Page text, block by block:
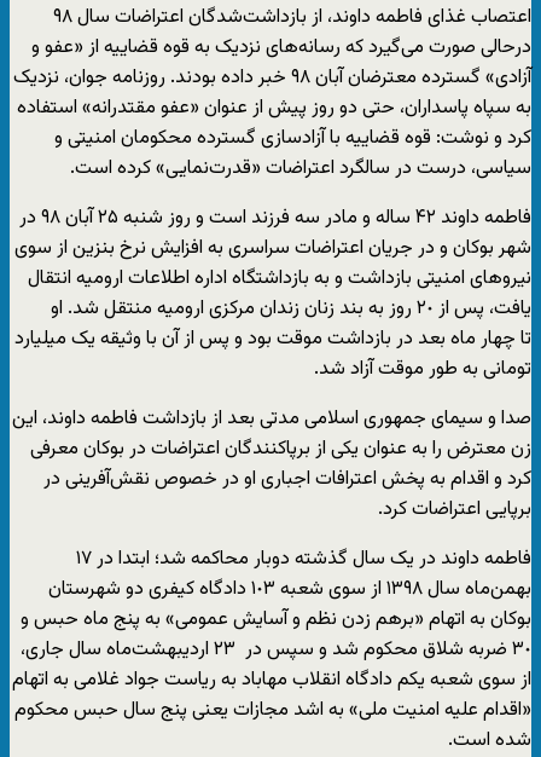
اعتصاب غذای فاطمه داوند، از بازداشت‌شدگان اعتراضات سال ۹۸
درحالی صورت می‌گیرد که رسانه‌های نزدیک به قوه قضاییه از «عفو و
آزادی» گسترده معترضان آبان ۹۸ خبر داده بودند. روزنامه جوان، نزدیک
به سپاه پاسداران، حتی دو روز پیش از عنوان «عفو مقتدرانه» استفاده
کرد و نوشت: قوه قضاییه با آزادسازی گسترده محکومان امنیتی و
سیاسی، درست در سالگرد اعتراضات «قدرت‌نمایی» کرده است.
فاطمه داوند ۴۲ سالە و مادر سە فرزند است و روز شنبە ٢۵ آبان ٩٨ در
شهر بوکان و در جریان اعتراضات سراسری بە افزایش نرخ بنزین از سوی
نیروهای امنیتی بازداشت و بە بازداشتگاه ادارە اطلاعات ارومیە انتقال
یافت، پس از ٢٠ روز بە بند زنان زندان مرکزی ارومیە منتقل شد. او
تا چهار ماه بعد در بازداشت موقت بود و پس از آن با وثیقه یک میلیارد
تومانی به طور موقت آزاد شد.
صدا و سیمای جمهوری اسلامی مدتی بعد از بازداشت فاطمه داوند، این
زن معترض را به عنوان یکی از برپاکنندگان اعتراضات در بوکان معرفی
کرد و اقدام به پخش اعترافات اجباری او در خصوص نقش‌آفرینی در
برپایی اعتراضات کرد.
فاطمە داوند در یک سال گذشته دوبار محاکمه شد؛ ابتدا در ١٧
بهمن‌ماه سال ١٣٩٨ از سوی شعبە ١٠٣ دادگاه کیفری دو شهرستان
بوکان بە اتهام «برهم زدن نظم و آسایش عمومی» بە پنج ماه حبس و
٣٠ ضربە شلاق محکوم شد و سپس در ٢٣ اردیبهشت‌ماه سال ‌جاری،
از سوی شعبە یکم دادگاه انقلاب مهاباد بە ریاست جواد غلامی بە اتهام
«اقدام علیە امنیت ملی» بە اشد مجازات یعنی پنج سال حبس محکوم
شدە است.